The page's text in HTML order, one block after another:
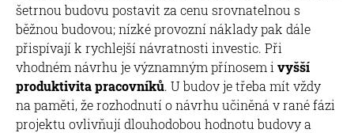
šetrnou budovu postavit za cenu srovnatelnou s
běžnou budovou; nízké provozní náklady pak dále
přispívají k rychlejší návratnosti investic. Při
vhodném návrhu je významným přínosem i vyšší
produktivita pracovníků. U budov je třeba mít vždy
na paměti, že rozhodnutí o návrhu učiněná v rané fázi
projektu ovlivňují dlouhodobou hodnotu budovy a